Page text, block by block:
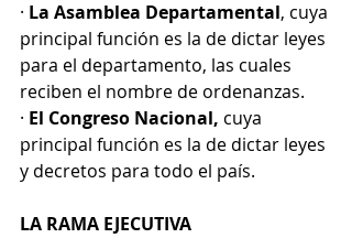
· La Asamblea Departamental, cuya
principal función es la de dictar leyes
para el departamento, las cuales
reciben el nombre de ordenanzas.
· El Congreso Nacional, cuya
principal función es la de dictar leyes
y decretos para todo el país.
LA RAMA EJECUTIVA